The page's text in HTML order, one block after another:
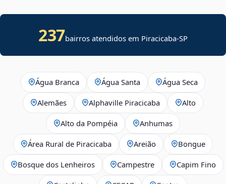
237bairros atendidos em Piracicaba-SP
Água Branca Água Santa Água Seca
Alemães Alphaville Piracicaba Alto
Alto da Pompéia Anhumas
Área Rural de Piracicaba Areião Bongue
Bosque dos Lenheiros Campestre Capim Fino